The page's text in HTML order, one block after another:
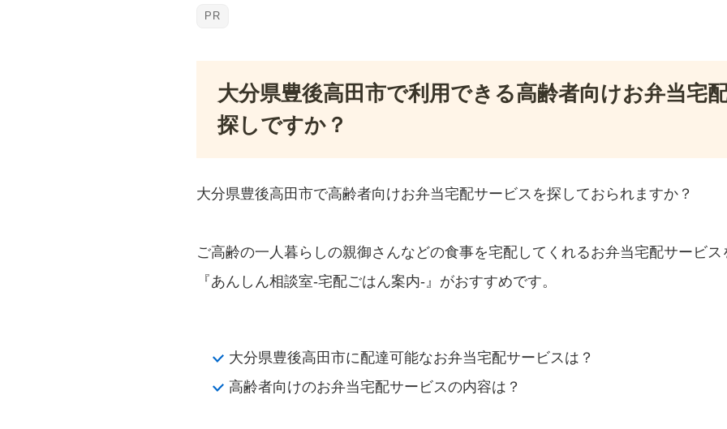
大分県豊後高田市で利用できる高齢者向けお弁当宅
探しですか？
大分県豊後高田市で高齢者向けお弁当宅配サービスを探しておられますか？
ご高齢の一人暮らしの親御さんなどの食事を宅配してくれるお弁当宅配サービス
『あんしん相談室‐宅配ごはん案内‐』がおすすめです。
大分県豊後高田市に配達可能なお弁当宅配サービスは？
高齢者向けのお弁当宅配サービスの内容は？